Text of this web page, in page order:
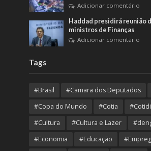
Adicionar comentário
Haddad presidirá reunião
ministros de Finanças
Adicionar comentário
Tags
#Brasil #Camara dos Deputados
#Copa do Mundo
#Cotia
#Cultura
#Cultura e Lazer
#Economia
#Educação